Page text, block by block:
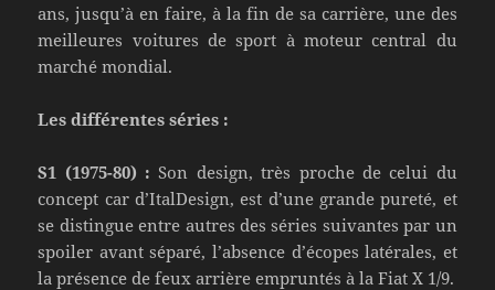
ans, jusqu’à en faire, à la fin de sa carrière, une des
meilleures voitures de sport à moteur central du
marché mondial.
Les différentes séries :
S1 (1975-80) :Son design, très proche de celui du
concept car d’ItalDesign, est d’une grande pureté, et
se distingue entre autres des séries suivantes par un
spoiler avant séparé, l’absence d’écopes latérales, et
la présence de feux arrière empruntés à la Fiat X 1/9.